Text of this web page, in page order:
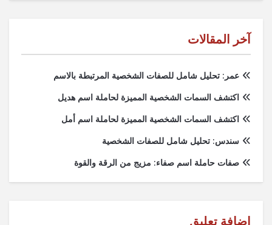
آخر المقالات
عمر: تحليل شامل للصفات الشخصية المرتبطة بالاسم
اكتشف السمات الشخصية المميزة لحاملة اسم هديل
اكتشف السمات الشخصية المميزة لحاملة اسم أمل
سندس: تحليل شامل للصفات الشخصية
صفات حاملة اسم صفاء: مزيج من الرقة والقوة